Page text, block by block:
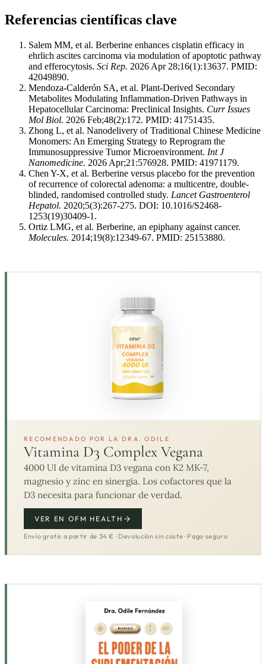
Referencias científicas clave
Salem MM, et al. Berberine enhances cisplatin efficacy in
ehrlich ascites carcinoma via modulation of apoptotic pathway
and efferocytosis. Sci Rep. 2026 Apr 28;16(1):13637. PMID:
42049890.
Mendoza-Calderón SA, et al. Plant-Derived Secondary
Metabolites Modulating Inflammation-Driven Pathways in
Hepatocellular Carcinoma: Preclinical Insights. Curr Issues
Mol Biol. 2026 Feb;48(2):172. PMID: 41751435.
Zhong L, et al. Nanodelivery of Traditional Chinese Medicine
Monomers: An Emerging Strategy to Reprogram the
Immunosuppressive Tumor Microenvironment. Int J
Nanomedicine. 2026 Apr;21:576928. PMID: 41971179.
Chen Y-X, et al. Berberine versus placebo for the prevention
of recurrence of colorectal adenoma: a multicentre, double-
blinded, randomised controlled study. Lancet Gastroenterol
Hepatol. 2020;5(3):267-275. DOI: 10.1016/S2468-
1253(19)30409-1.
Ortiz LMG, et al. Berberine, an epiphany against cancer.
Molecules. 2014;19(8):12349-67. PMID: 25153880.
RECOMENDADO POR LA DRA. ODILE
Vitamina D3 Complex Vegana
4000 UI de vitamina D3 vegana con K2 MK-7,
magnesio y zinc en sinergia. Los cofactores que la
D3 necesita para funcionar de verdad.
VER EN OFM HEALTH
Envío gratis a partir de 34 € · Devolución sin coste · Pago seguro